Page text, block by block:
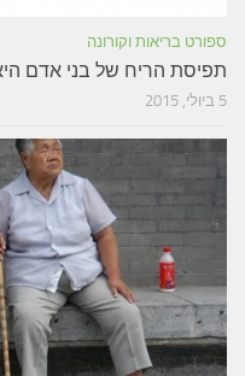
ספורט בריאות וקורונה
תפיסת הריח של בני אדם
5 ביולי, 2015